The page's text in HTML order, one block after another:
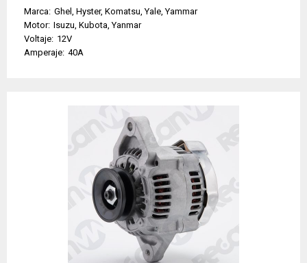
Marca: Ghel, Hyster, Komatsu, Yale, Yammar
Motor: Isuzu, Kubota, Yanmar
Voltaje: 12V
Amperaje: 40A